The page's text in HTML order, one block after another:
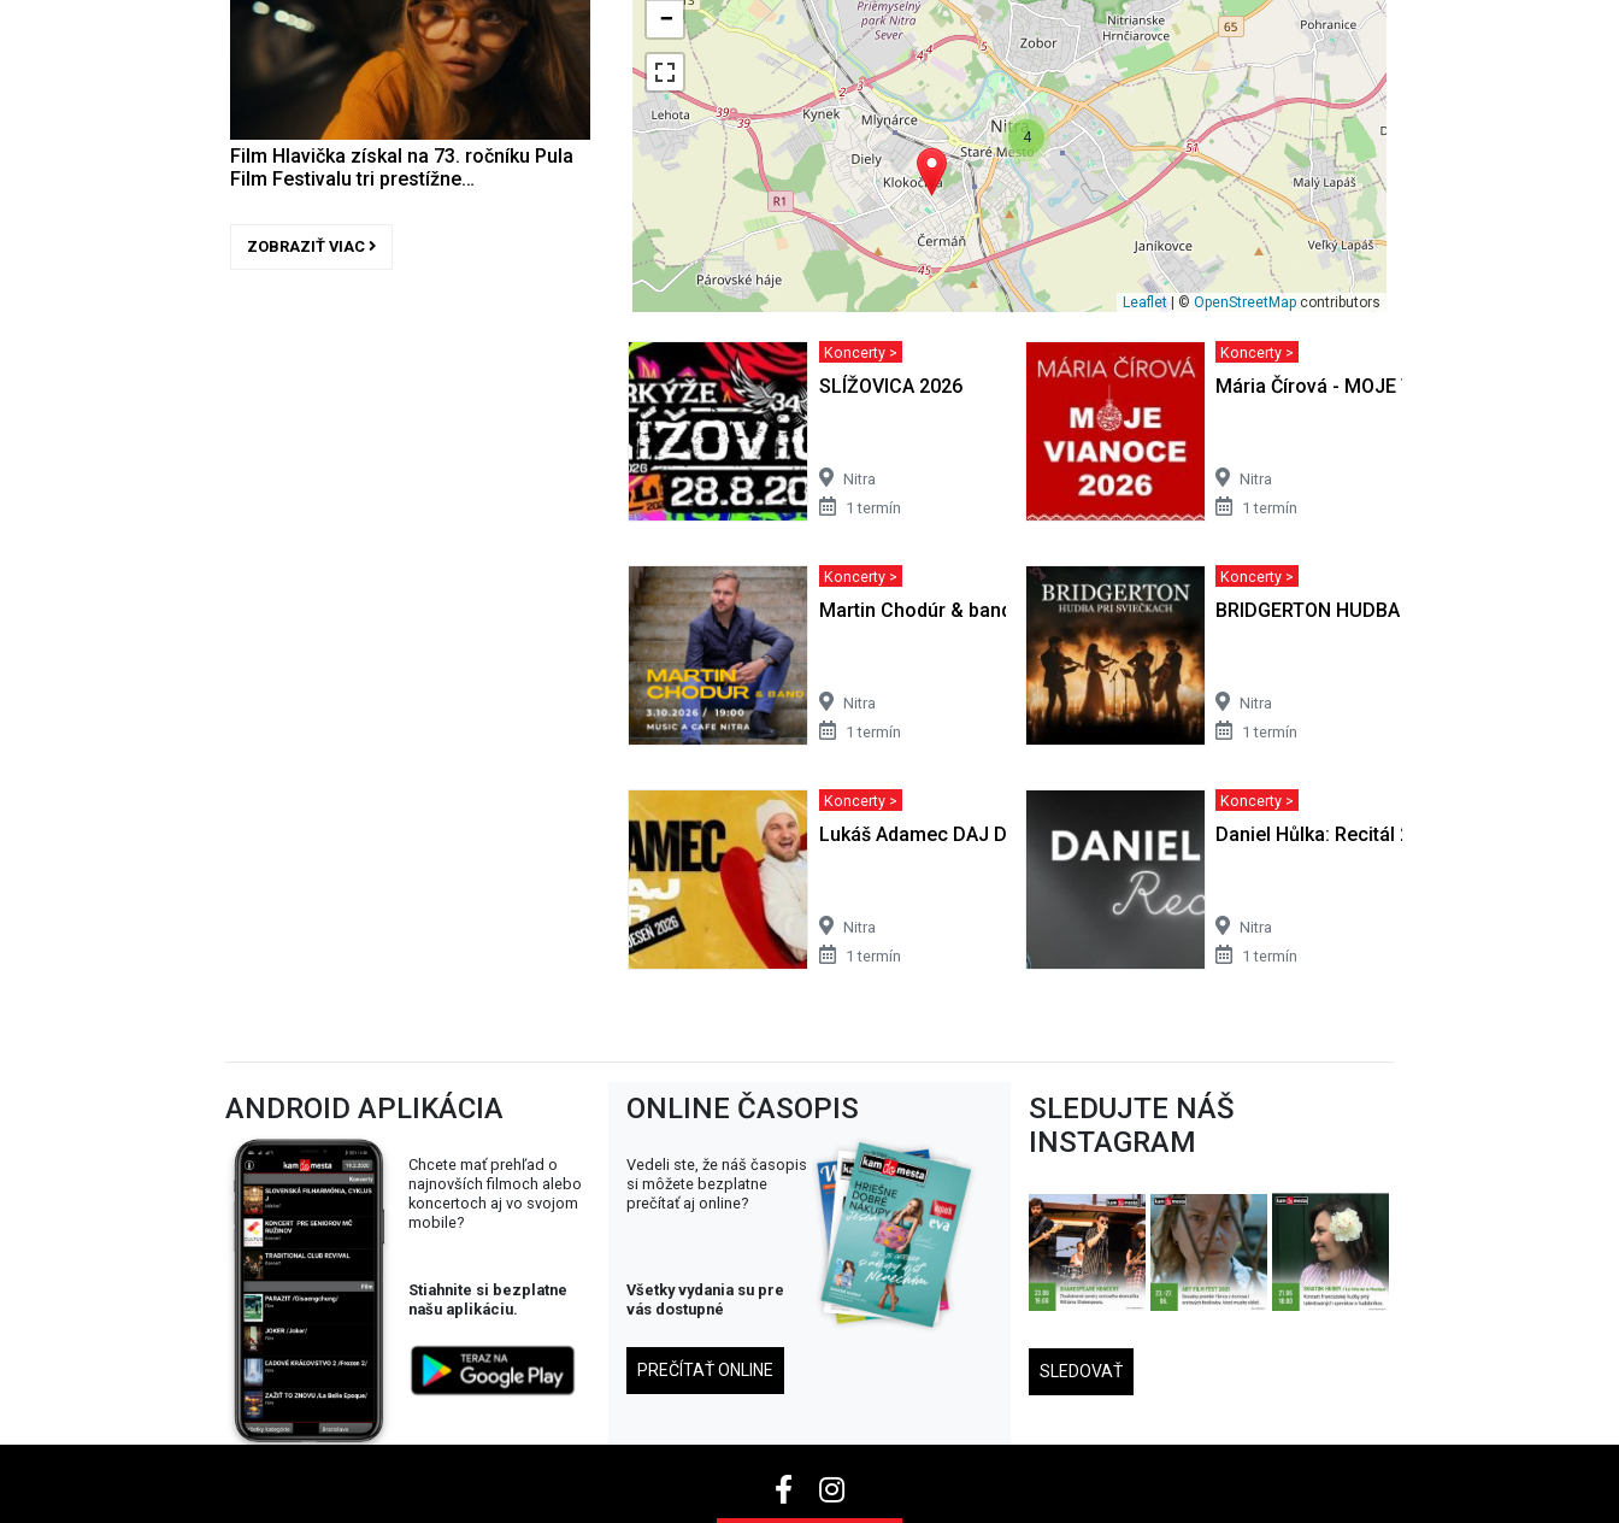
Film Hlavička získal na 73. ročníku Pula
Film Festivalu tri prestížne…
ZOBRAZIŤ VIAC
4
−
Leaflet| ©OpenStreetMap contributors
Koncerty >
SLÍŽOVICA 2026
Nitra
1 termín
Koncerty >
Mária Čírová - MOJE VIANOCE 2026
Nitra
1 termín
Koncerty >
Martin Chodúr & band
Nitra
1 termín
Koncerty >
BRIDGERTON HUDBA PRI SVIEČKACH
Nitra
1 termín
Koncerty >
Lukáš Adamec DAJ DAJ TOUR | Nitra
Nitra
1 termín
Koncerty >
Daniel Hůlka: Recitál 2 | Nitra
Nitra
1 termín
ANDROID APLIKÁCIA
Chcete mať prehľad o
najnovších filmoch alebo
koncertoch aj vo svojom
mobile?
Stiahnite si bezplatne
našu aplikáciu.
ONLINE ČASOPIS
Vedeli ste, že náš časopis
si môžete bezplatne
prečítať aj online?
Všetky vydania su pre
vás dostupné
PREČÍTAŤ ONLINE
SLEDUJTE NÁŠ
INSTAGRAM
SLEDOVAŤ